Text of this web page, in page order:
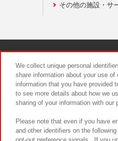
その他の施設・サ
We collect unique personal
share information about your use
information that you have provided
to see more details about how we
sharing of your information with
Please note that even if you have
and other identifiers on the